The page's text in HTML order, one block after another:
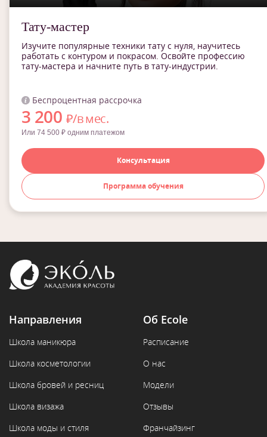
Тату-мастер
Изучите популярные техники тату с нуля, научитесь
работать с контуром и покрасом. Освойте профессию
тату-мастера и начните путь в тату-индустрии.
Беспроцентная рассрочка
3 200 ₽/в мес.
Или 74 500 ₽ одним платежом
Консультация
Программа обучения
Направления
Школа маникюра
Школа косметологии
Школа бровей и ресниц
Школа визажа
Школа моды и стиля
Об Ecole
Расписание
О нас
Модели
Отзывы
Франчайзинг